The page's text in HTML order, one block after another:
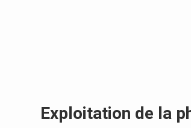
Exploitation de la